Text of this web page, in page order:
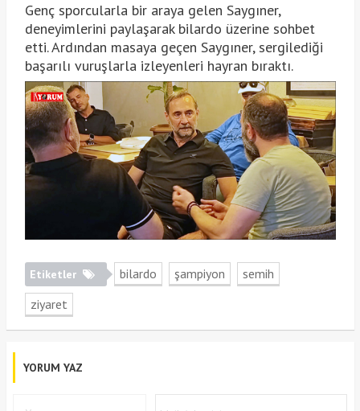
Genç sporcularla bir araya gelen Saygıner,
deneyimlerini paylaşarak bilardo üzerine sohbet
etti. Ardından masaya geçen Saygıner, sergilediği
başarılı vuruşlarla izleyenleri hayran bıraktı.
Etiketler bilardo şampiyon
semih
ziyaret
YORUM YAZ